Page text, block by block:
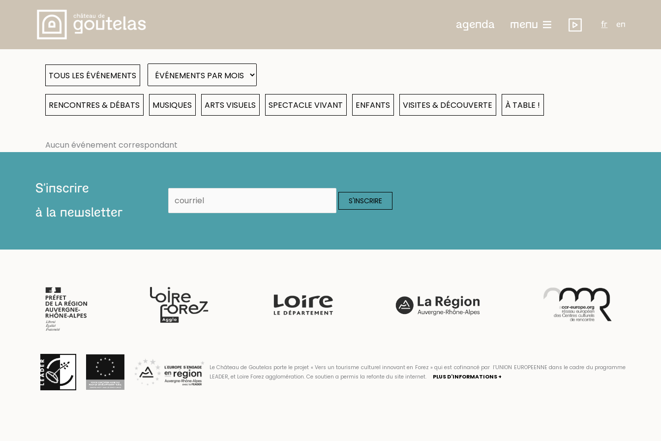
agenda menu fr en
TOUS LES ÉVÉNEMENTS
RENCONTRES & DÉBATS MUSIQUES ARTS VISUELS SPECTACLE VIVANT ENFANTS VISITES & DÉCOUVERTE À TABLE !
Aucun événement correspondant
S'inscrire
à la newsletter
Le Château de Goutelas porte le projet « Vers un tourisme culturel innovant en Forez » qui est cofinancé par l’UNION EUROPEENNE dans le cadre du programme
LEADER, et Loire Forez agglomération. Ce soutien a permis la refonte du site internet.
PLUS D'INFORMATIONS +